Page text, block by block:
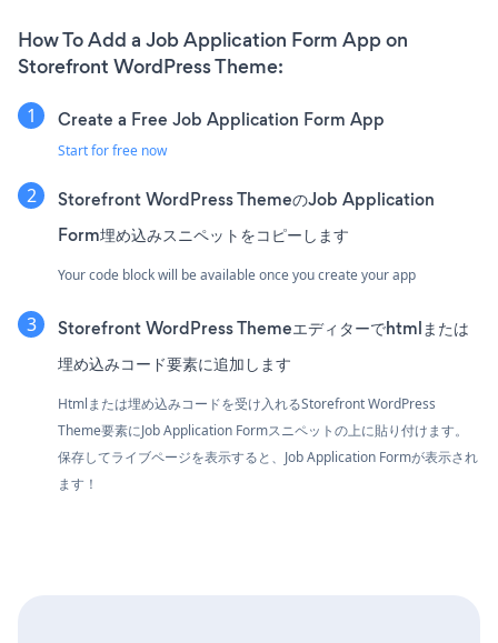
How To Add a Job Application Form App on
Storefront WordPress Theme:
Create a Free Job Application Form App
Start for free now
Storefront WordPress ThemeのJob Application
Form埋め込みスニペットをコピーします
Your code block will be available once you create your app
Storefront WordPress Themeエディターでhtmlまたは
埋め込みコード要素に追加します
Htmlまたは埋め込みコードを受け入れるStorefront WordPress
Theme要素にJob Application Formスニペットの上に貼り付けます。
保存してライブページを表示すると、Job Application Formが表示され
ます！